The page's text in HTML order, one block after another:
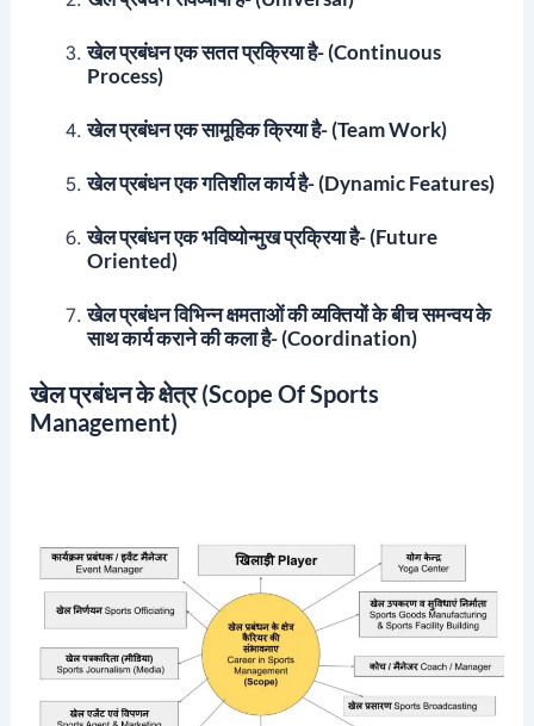
खेल प्रबंधन एक सतत प्रक्रिया है- (Continuous
Process)
खेल प्रबंधन एक सामूहिक क्रिया है- (Team Work)
खेल प्रबंधन एक गतिशील कार्य है- (Dynamic Features)
खेल प्रबंधन एक भविष्योन्मुख प्रक्रिया है- (Future
Oriented)
खेल प्रबंधन विभिन्न क्षमताओं की व्यक्तियों के बीच समन्वय के
साथ कार्य कराने की कला है- (Coordination)
खेल प्रबंधन के क्षेत्र (Scope Of Sports
Management)